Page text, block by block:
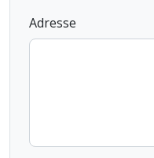
Adresse